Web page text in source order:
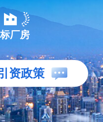
厂房
资政策